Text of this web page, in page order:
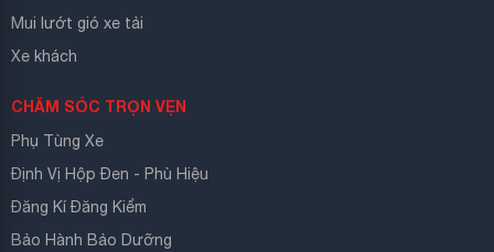
Mui lướt gió xe tải
Xe khách
CHĂM SÓC TRỌN VẸN
Phụ Tùng Xe
Định Vị Hộp Đen - Phù Hiệu
Đăng Kí Đăng Kiểm
Bảo Hành Bảo Dưỡng